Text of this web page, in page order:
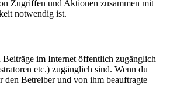
Zugriffen und Aktionen zusammen mit
notwendig ist.
Beiträge im Internet öffentlich zugänglich
etc.) zugänglich sind. Wenn du
den Betreiber und von ihm beauftragte